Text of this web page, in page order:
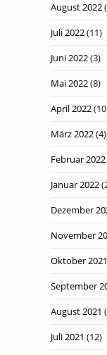
August 2022
Juli 2022(11)
Juni 2022(3)
Mai 2022(8)
April 2022
März 2022(4)
Februar 2022
Januar 2022
Dezember
November
Oktober 2021
September
August 2021
Juli 2021 (12)